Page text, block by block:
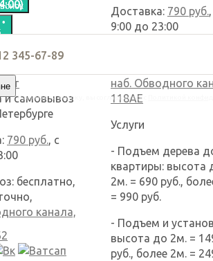
и самовывоз
790 руб., с
бесплатно,
канала,
Доставка: 790 руб.
9:00 до 23:00
наб. Обводного
118АЕ
Услуги
- Подъем дерева
квартиры: высота
2м. = 690 руб.,
= 990 руб.
- Подъем и
высота до 2м. =
руб., более 2м. =
Нажимая на кнопку, вы соглашаетесь с